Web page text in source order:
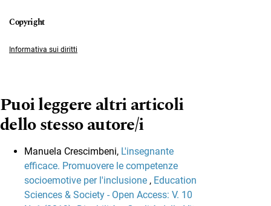
Informativa sui diritti
Puoi leggere altri articoli
dello stesso autore/i
Manuela Crescimbeni, L'insegnante
efficace. Promuovere le competenze
socioemotive per l'inclusione , Education
Sciences & Society - Open Access: V. 10